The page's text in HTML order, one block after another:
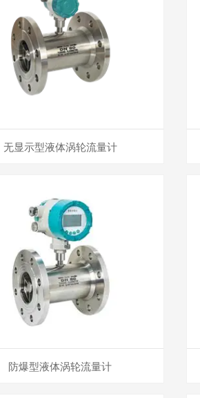
无显示型液体涡轮流量计
防爆型液体涡轮流量计